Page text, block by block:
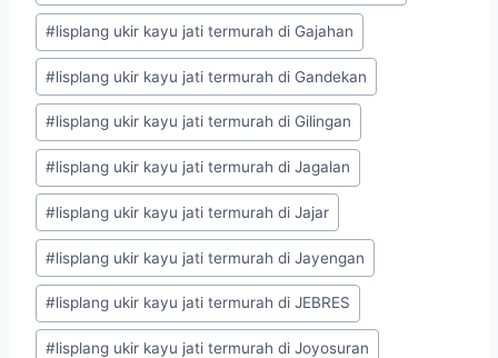
#lisplang ukir kayu jati termurah di Gajahan
#lisplang ukir kayu jati termurah di Gandekan
#lisplang ukir kayu jati termurah di Gilingan
#lisplang ukir kayu jati termurah di Jagalan
#lisplang ukir kayu jati termurah di Jajar
#lisplang ukir kayu jati termurah di Jayengan
#lisplang ukir kayu jati termurah di JEBRES
#lisplang ukir kayu jati termurah di Joyosuran